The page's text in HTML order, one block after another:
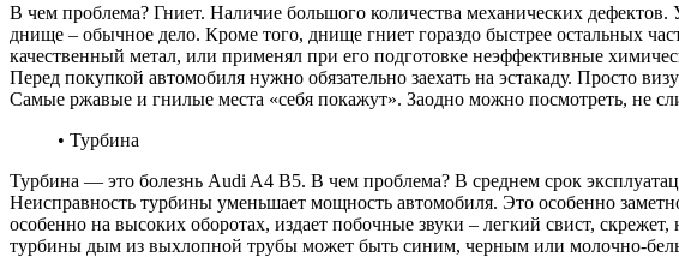
В чем проблема? Гниет. Наличие большого количества механических
днище – обычное дело. Кроме того, днище гниет гораздо быстрее остальных
качественный метал, или применял при его подготовке неэффективные
Перед покупкой автомобиля нужно обязательно заехать на эстакаду. Просто
Самые ржавые и гнилые места «себя покажут». Заодно можно посмотреть, не
• Турбина
Турбина — это болезнь Audi A4 B5. В чем проблема? В среднем срок
Неисправность турбины уменьшает мощность автомобиля. Это особенно
особенно на высоких оборотах, издает побочные звуки – легкий свист,
турбины дым из выхлопной трубы может быть синим, черным или молочно-